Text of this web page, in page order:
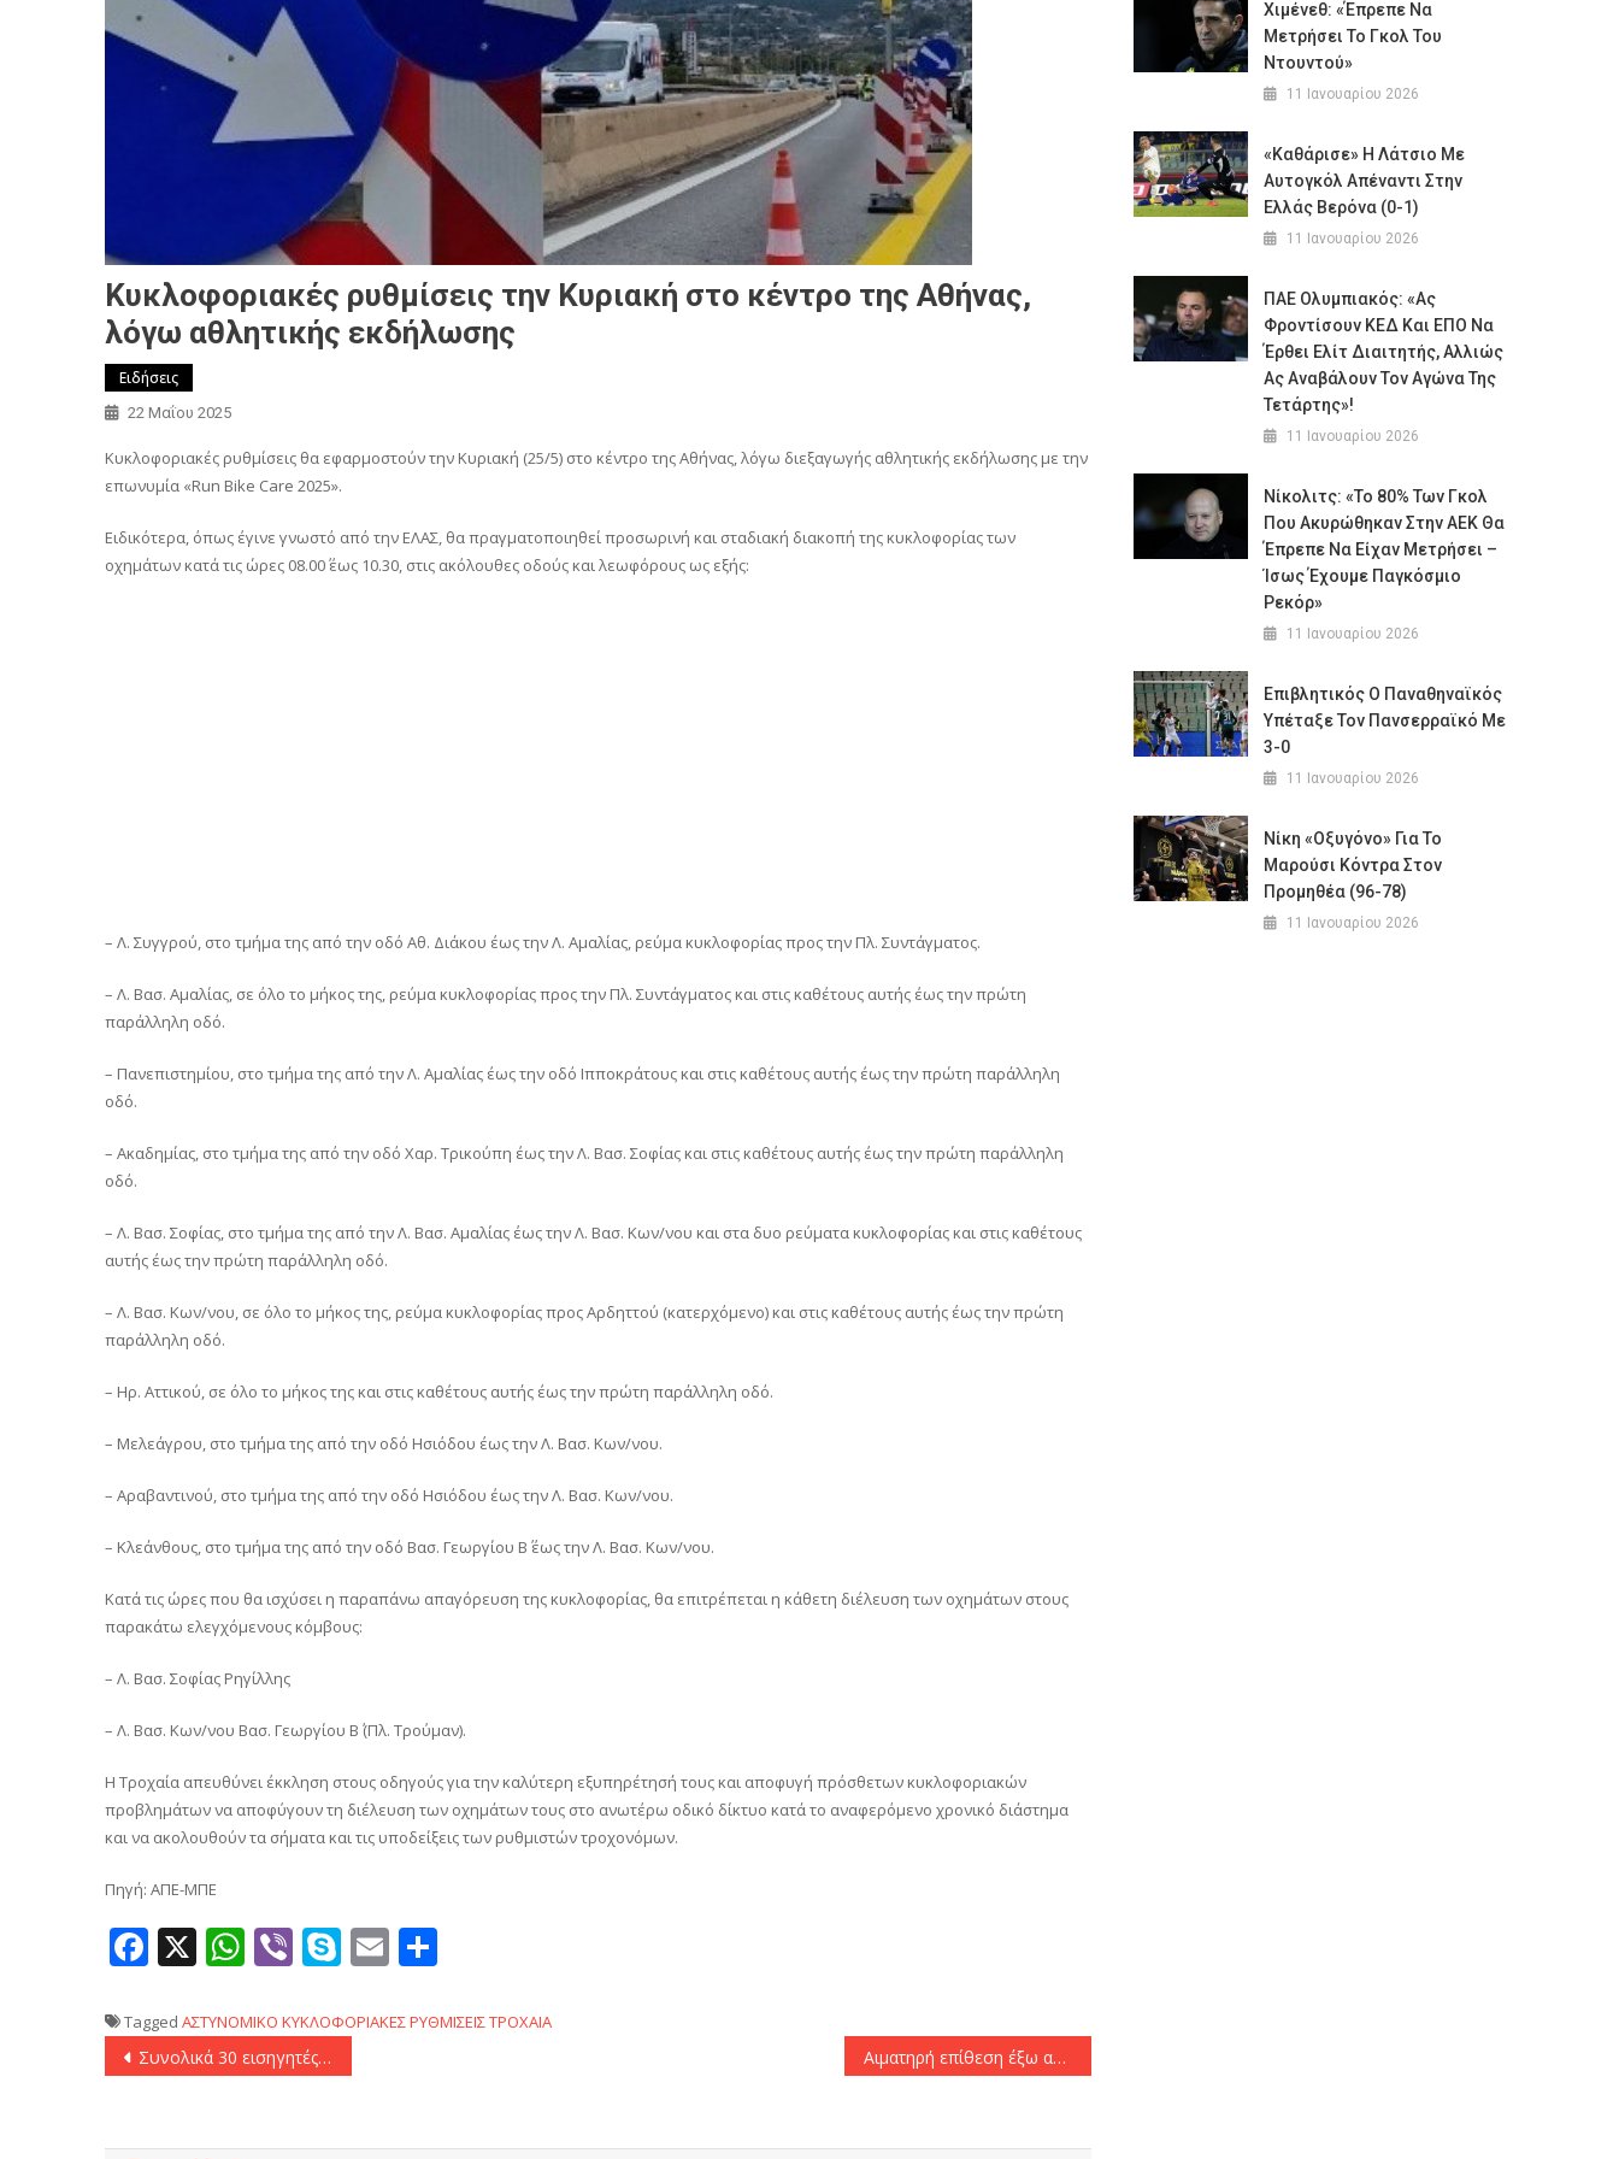
Κυκλοφοριακές ρυθμίσεις την Κυριακή στο κέντρο της Αθήνας,
λόγω αθλητικής εκδήλωσης
Ειδήσεις
22 Μαΐου 2025
Κυκλοφοριακές ρυθμίσεις θα εφαρμοστούν την Κυριακή (25/5) στο κέντρο της Αθήνας, λόγω διεξαγωγής αθλητικής εκδήλωσης με την
επωνυμία «Run Bike Care 2025».
Ειδικότερα, όπως έγινε γνωστό από την ΕΛΑΣ, θα πραγματοποιηθεί προσωρινή και σταδιακή διακοπή της κυκλοφορίας των
οχημάτων κατά τις ώρες 08.00΄ έως 10.30, στις ακόλουθες οδούς και λεωφόρους ως εξής:
– Λ. Συγγρού, στο τμήμα της από την οδό Αθ. Διάκου έως την Λ. Αμαλίας, ρεύμα κυκλοφορίας προς την Πλ. Συντάγματος.
– Λ. Βασ. Αμαλίας, σε όλο το μήκος της, ρεύμα κυκλοφορίας προς την Πλ. Συντάγματος και στις καθέτους αυτής έως την πρώτη
παράλληλη οδό.
– Πανεπιστημίου, στο τμήμα της από την Λ. Αμαλίας έως την οδό Ιπποκράτους και στις καθέτους αυτής έως την πρώτη παράλληλη
οδό.
– Ακαδημίας, στο τμήμα της από την οδό Χαρ. Τρικούπη έως την Λ. Βασ. Σοφίας και στις καθέτους αυτής έως την πρώτη παράλληλη
οδό.
– Λ. Βασ. Σοφίας, στο τμήμα της από την Λ. Βασ. Αμαλίας έως την Λ. Βασ. Κων/νου και στα δυο ρεύματα κυκλοφορίας και στις καθέτους
αυτής έως την πρώτη παράλληλη οδό.
– Λ. Βασ. Κων/νου, σε όλο το μήκος της, ρεύμα κυκλοφορίας προς Αρδηττού (κατερχόμενο) και στις καθέτους αυτής έως την πρώτη
παράλληλη οδό.
– Ηρ. Αττικού, σε όλο το μήκος της και στις καθέτους αυτής έως την πρώτη παράλληλη οδό.
– Μελεάγρου, στο τμήμα της από την οδό Ησιόδου έως την Λ. Βασ. Κων/νου.
– Αραβαντινού, στο τμήμα της από την οδό Ησιόδου έως την Λ. Βασ. Κων/νου.
– Κλεάνθους, στο τμήμα της από την οδό Βασ. Γεωργίου Β΄ έως την Λ. Βασ. Κων/νου.
Κατά τις ώρες που θα ισχύσει η παραπάνω απαγόρευση της κυκλοφορίας, θα επιτρέπεται η κάθετη διέλευση των οχημάτων στους
παρακάτω ελεγχόμενους κόμβους:
– Λ. Βασ. Σοφίας Ρηγίλλης
– Λ. Βασ. Κων/νου Βασ. Γεωργίου Β΄ (Πλ. Τρούμαν).
Η Τροχαία απευθύνει έκκληση στους οδηγούς για την καλύτερη εξυπηρέτησή τους και αποφυγή πρόσθετων κυκλοφοριακών
προβλημάτων να αποφύγουν τη διέλευση των οχημάτων τους στο ανωτέρω οδικό δίκτυο κατά το αναφερόμενο χρονικό διάστημα
και να ακολουθούν τα σήματα και τις υποδείξεις των ρυθμιστών τροχονόμων.
Πηγή: ΑΠΕ-ΜΠΕ
Facebook
X WhatsApp
ViberSkype
Email
Tagged ΑΣΤΥΝΟΜΙΚΟ ΚΥΚΛΟΦΟΡΙΑΚΕΣ ΡΥΘΜΙΣΕΙΣΤΡΟΧΑΙΑ
Πλοήγηση
Συνολικά 30 εισηγητές στο Συνέδριο Ελληνικού Γαστρονομικού Πολιτισμού στις 30/31 Μαΐου στον ΟΚΑΑ Αιματηρή επίθεση έξω από εβραϊκό μουσείο στις ΗΠΑ-Νεκροί 2 υπάλληλοι της ισραηλινής πρεσβείας
Χιμένεθ: «Έπρεπε Να
Μετρήσει Το Γκολ Του
Ντουντού»
11 Ιανουαρίου 2026
«Καθάρισε» Η Λάτσιο Με
Αυτογκόλ Απέναντι Στην
Ελλάς Βερόνα (0-1)
11 Ιανουαρίου 2026
ΠΑΕ Ολυμπιακός: «Ας
Φροντίσουν ΚΕΔ Και ΕΠΟ Να
Έρθει Ελίτ Διαιτητής, Αλλιώς
Ας Αναβάλουν Τον Αγώνα Της
Τετάρτης»!
11 Ιανουαρίου 2026
Νίκολιτς: «Το 80% Των Γκολ
Που Ακυρώθηκαν Στην ΑΕΚ Θα
Έπρεπε Να Είχαν Μετρήσει –
Ίσως Έχουμε Παγκόσμιο
Ρεκόρ»
11 Ιανουαρίου 2026
Επιβλητικός Ο Παναθηναϊκός
Υπέταξε Τον Πανσερραϊκό Με
3-0
11 Ιανουαρίου 2026
Νίκη «οξυγόνο» Για Το
Μαρούσι Κόντρα Στον
Προμηθέα (96-78)
11 Ιανουαρίου 2026